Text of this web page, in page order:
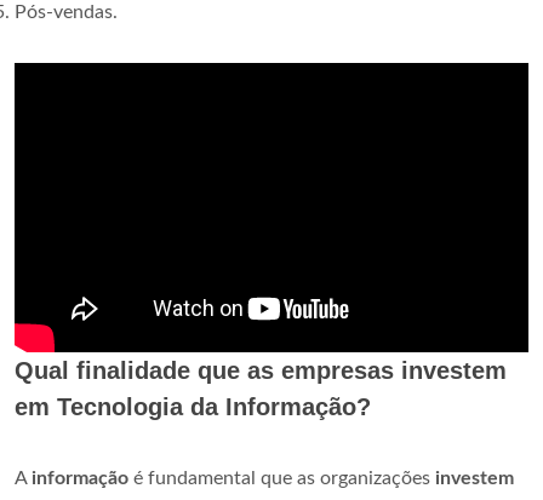
Pós-vendas.
Qual finalidade que as empresas investem
em Tecnologia da Informação?
A informação é fundamental que as organizações investem